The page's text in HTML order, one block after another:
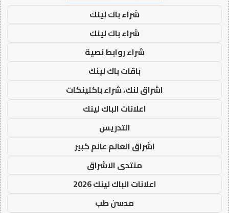
شراء باك لينك
شراء باك لينك
شراء روابط نصية
باقات باك لينك
اشراق لنك، شراء باكلينكات
اعلانات الباك لينك
التدريس
اشراق العالم عالم كبير
منتدى الاشراق
اعلانات الباك لينك 2026
مدسن طب